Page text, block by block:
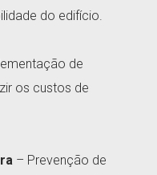
do edifício.
de
os custos de
– Prevenção de